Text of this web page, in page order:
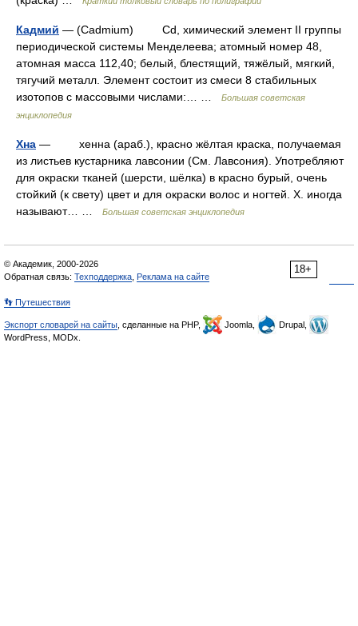
Кадмий — (Cadmium) Cd, химический элемент II группы
периодической системы Менделеева; атомный номер 48,
атомная масса 112,40; белый, блестящий, тяжёлый, мягкий,
тягучий металл. Элемент состоит из смеси 8 стабильных
изотопов с массовыми числами:… …
Большая советская
энциклопедия
Хна — хенна (араб.), красно жёлтая краска, получаемая
из листьев кустарника лавсонии (См. Лавсония). Употребляют
для окраски тканей (шерсти, шёлка) в красно бурый, очень
стойкий (к свету) цвет и для окраски волос и ногтей. Х. иногда
называют… …
Большая советская энциклопедия
18+
© Академик, 2000-2026
Обратная связь: Техподдержка Реклама на сайте
👣 Путешествия
Экспорт словарей на сайты , сделанные на PHP, Joomla,
Drupal,
WordPress, MODx.